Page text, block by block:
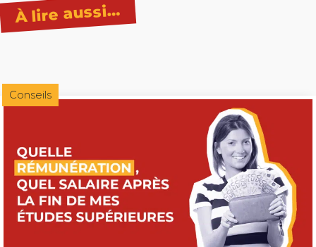
À lire aussi…
Conseils